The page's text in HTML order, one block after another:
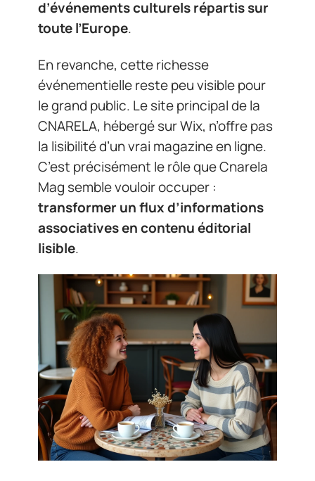
d’événements culturels répartis sur
toute l’Europe.
En revanche, cette richesse
événementielle reste peu visible pour
le grand public. Le site principal de la
CNARELA, hébergé sur Wix, n’offre pas
la lisibilité d’un vrai magazine en ligne.
C’est précisément le rôle que Cnarela
Mag semble vouloir occuper :
transformer un flux d’informations
associatives en contenu éditorial
lisible.